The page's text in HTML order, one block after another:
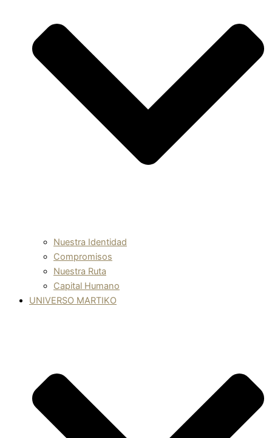
Nuestra Identidad
Compromisos
Nuestra Ruta
Capital Humano
UNIVERSO MARTIKO